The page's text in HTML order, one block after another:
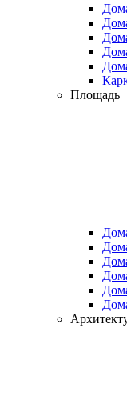
Площадь